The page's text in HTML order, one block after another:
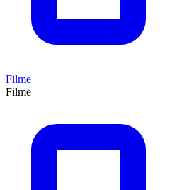
Filme
Filme